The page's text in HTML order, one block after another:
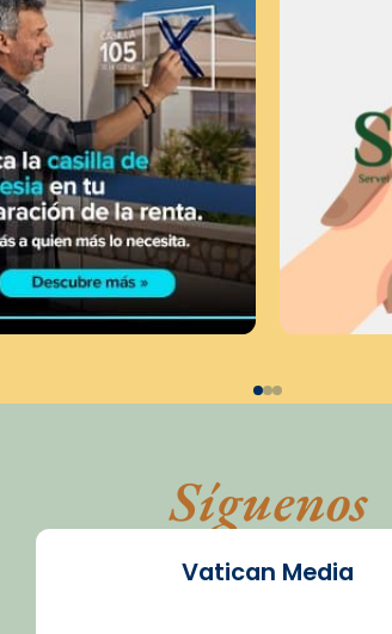
Síguenos
Vatican Media